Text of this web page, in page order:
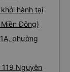
hành tại
Đông)
phường
119 Nguyễn